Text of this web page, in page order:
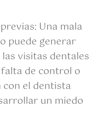
Una mala
puede generar
visitas dentales
de control o
con el dentista
un miedo